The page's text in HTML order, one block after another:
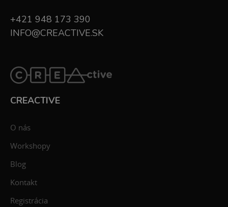
+421 948 173 390
INFO@CREACTIVE.SK
CREACTIVE
O nás
Workshopy
Blog
Kontakt
Registrácia